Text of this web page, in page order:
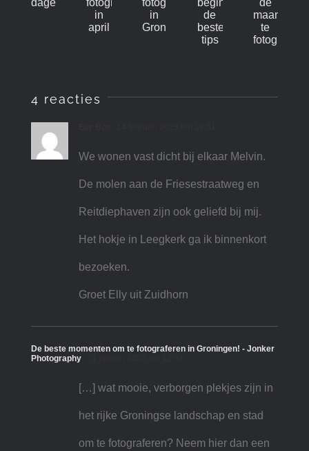
4 reacties
We wonen vast dicht bij elkaar Melvin.
De molen aan de Friesestraatweg en
Reitdiephaven zijn ook geliefd bij mij.
Het hokje in Leegkerk ga ik binnenkort
bezoeken.
Groet Elly uit Zuidhorn
De beste momenten om te fotograferen in Groningen! - Jonker
Photography
[…] wat mooie, verborgen plekjes zijn in
het rijke Groningse landschap en stad
om te fotograferen? Neem hier dan een